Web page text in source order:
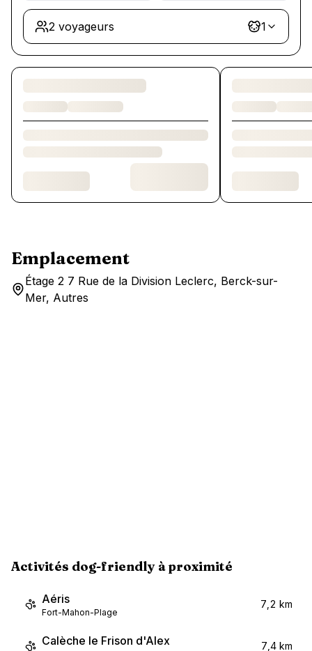
2 voyageurs 1
Chargement des chambres et des formules…
Emplacement
Étage 2 7 Rue de la Division Leclerc, Berck-sur-
Mer, Autres
Activités dog-friendly à proximité
Aéris
Fort-Mahon-Plage
7,2 km
Calèche le Frison d'Alex 7,4 km